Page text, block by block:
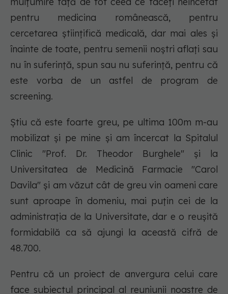
pentru medicina românească, pentru
cercetarea științifică medicală, dar mai ales și
înainte de toate, pentru semenii noștri aflați sau
nu în suferință, spun sau nu suferință, pentru că
este vorba de un astfel de program de
screening.
Știu că este foarte greu, pe ultima 100m m-au
mobilizat și pe mine și am încercat la Spitalul
Clinic "Prof. Dr. Theodor Burghele" și la
Universitatea de Medicină Farmacie "Carol
Davila" și am văzut cât de greu vin oameni care
sunt aproape în domeniu, mai puțin cei de la
administrația de la Universitate, dar e o reușită
formidabilă ca să ajungi la această cifră de
48.700.
Pentru că un proiect de anvergura celui care
face subiectul principal al reuniunii noastre de